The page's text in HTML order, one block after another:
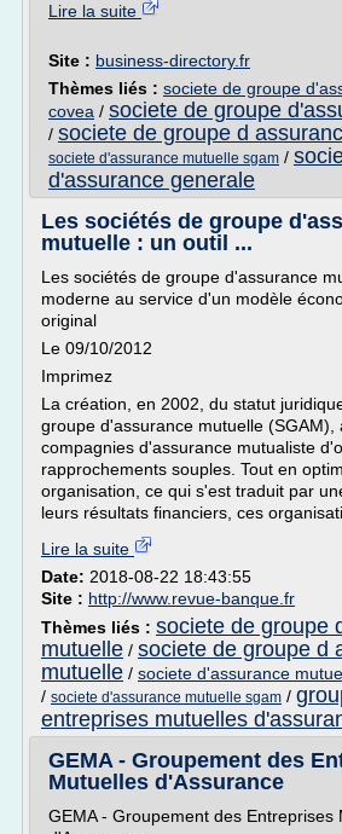
Lire la suite
Site : business-directory.fr
Thèmes liés : societe de groupe
covea / societe de groupe
/ societe de groupe d
societe d'assurance mutuelle sgam /
d'assurance generale
Les sociétés de groupe
mutuelle : un outil ...
Les sociétés de groupe d'assurance
moderne au service d'un modèle
original
Le 09/10/2012
Imprimez
La création, en 2002, du statut
groupe d'assurance mutuelle (SGAM),
compagnies d'assurance mutualiste
rapprochements souples. Tout en
organisation, ce qui s'est traduit par
leurs résultats financiers, ces
Lire la suite
Date: 2018-08-22 18:43:55
Site : http://www.revue-banque.fr
Thèmes liés : societe de groupe
mutuelle / societe de groupe d
mutuelle / societe d'assurance
/ societe d'assurance mutuelle sgam /
entreprises mutuelles
GEMA - Groupement des
Mutuelles d'Assurance
GEMA - Groupement des Entreprises